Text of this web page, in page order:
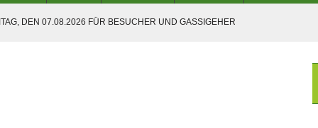
DEN 07.08.2026 FÜR BESUCHER UND GASSIGEHER